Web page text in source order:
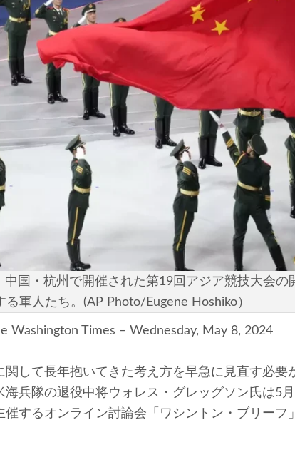
国・杭州で開催された第19回アジア競技大会の
軍人たち。(AP Photo/Eugene Hoshiko）
Washington Times – Wednesday, May 8, 2024
して長年抱いてきた考え方を早急に見直す必要
海兵隊の退役中将ウォレス・グレッグソン氏は5
催するオンライン討論会「ワシントン・ブリーフ